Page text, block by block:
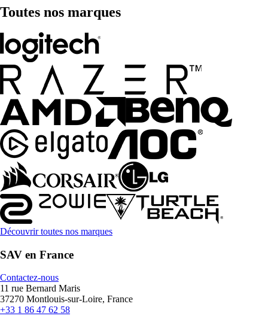
Toutes nos marques
Découvrir toutes nos marques
SAV en France
Contactez-nous
11 rue Bernard Maris
37270 Montlouis-sur-Loire, France
+33 1 86 47 62 58